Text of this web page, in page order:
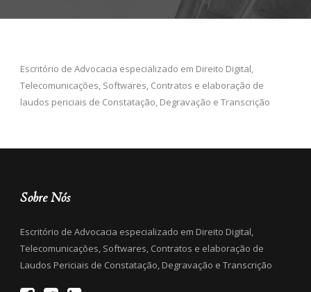
Escritório de Advocacia especializado em Direito Digital,
Telecomunicações, Softwares, Contratos e elaboração de
laudos periciais de Constatação, Degravação e Transcrição
Sobre Nós
Escritório de Advocacia especializado em Direito Digital,
Telecomunicações, Softwares, Contratos e elaboração de
Laudos Periciais de Constatação, Degravação e Transcrição